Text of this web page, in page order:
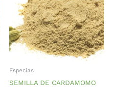
Especias
SEMILLA DE CARDAMOMO